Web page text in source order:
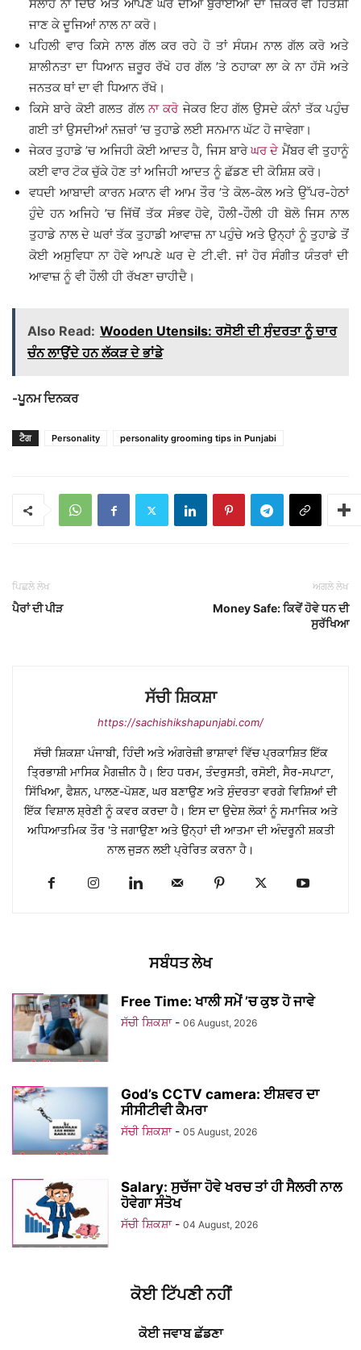
ਸਲਾਹ ਨਾ ਦਿਓ ਅਤੇ ਆਪਣੇ ਘਰ ਦੀਆਂ ਬੁਰਾਈਆਂ ਦਾ ਜ਼ਿਕਰ ਵੀ ਹਿਤੈਸ਼ੀ
ਜਾਣ ਕੇ ਦੂਜਿਆਂ ਨਾਲ ਨਾ ਕਰੋ।
ਪਹਿਲੀ ਵਾਰ ਕਿਸੇ ਨਾਲ ਗੱਲ ਕਰ ਰਹੇ ਹੋ ਤਾਂ ਸੰਯਮ ਨਾਲ ਗੱਲ ਕਰੋ ਅਤੇ
ਸ਼ਾਲੀਨਤਾ ਦਾ ਧਿਆਨ ਜ਼ਰੂਰ ਰੱਖੋ ਹਰ ਗੱਲ ’ਤੇ ਠਹਾਕਾ ਲਾ ਕੇ ਨਾ ਹੱਸੋ ਅਤੇ
ਜਨਤਕ ਥਾਂ ਦਾ ਵੀ ਧਿਆਨ ਰੱਖੋ।
ਕਿਸੇ ਬਾਰੇ ਕੋਈ ਗਲਤ ਗੱਲਨਾ ਕਰੋਜੇਕਰ ਇਹ ਗੱਲ ਉਸਦੇ ਕੰਨਾਂ ਤੱਕ ਪਹੁੰਚ
ਗਈ ਤਾਂ ਉਸਦੀਆਂ ਨਜ਼ਰਾਂ ’ਚ ਤੁਹਾਡੇ ਲਈ ਸਨਮਾਨ ਘੱਟ ਹੋ ਜਾਵੇਗਾ।
ਜੇਕਰ ਤੁਹਾਡੇ ’ਚ ਅਜਿਹੀ ਕੋਈ ਆਦਤ ਹੈ, ਜਿਸ ਬਾਰੇਘਰ ਦੇ ਮੈਂਬਰ ਵੀ ਤੁਹਾਨੂੰ
ਕਈ ਵਾਰ ਟੋਕ ਚੁੱਕੇ ਹੋਣ ਤਾਂ ਅਜਿਹੀ ਆਦਤ ਨੂੰ ਛੱਡਣ ਦੀ ਕੋਸ਼ਿਸ਼ ਕਰੋ।
ਵਧਦੀ ਆਬਾਦੀ ਕਾਰਨ ਮਕਾਨ ਵੀ ਆਮ ਤੌਰ ’ਤੇ ਕੋਲ-ਕੋਲ ਅਤੇ ਉੱਪਰ-ਹੇਠਾਂ
ਹੁੰਦੇ ਹਨ ਅਜਿਹੇ ’ਚ ਜਿੱਥੋਂ ਤੱਕ ਸੰਭਵ ਹੋਵੇ, ਹੌਲੀ-ਹੌਲੀ ਹੀ ਬੋਲੋ ਜਿਸ ਨਾਲ
ਤੁਹਾਡੇ ਨਾਲ ਦੇ ਘਰਾਂ ਤੱਕ ਤੁਹਾਡੀ ਆਵਾਜ਼ ਨਾ ਪਹੁੰਚੇ ਅਤੇ ਉਨ੍ਹਾਂ ਨੂੰ ਤੁਹਾਡੇ ਤੋਂ
ਕੋਈ ਅਸੁਵਿਧਾ ਨਾ ਹੋਵੇ ਆਪਣੇ ਘਰ ਦੇ ਟੀ.ਵੀ. ਜਾਂ ਹੋਰ ਸੰਗੀਤ ਯੰਤਰਾਂ ਦੀ
ਆਵਾਜ਼ ਨੂੰ ਵੀ ਹੌਲੀ ਹੀ ਰੱਖਣਾ ਚਾਹੀਦੈ।
Also Read: Wooden Utensils: ਰਸੋਈ ਦੀ ਸੁੰਦਰਤਾ ਨੂੰ ਚਾਰ
ਚੰਨ ਲਾਉਂਦੇ ਹਨ ਲੱਕੜ ਦੇ ਭਾਂਡੇ
-ਪੂਨਮ ਦਿਨਕਰ
ਟੈਗ Personality personality grooming tips in Punjabi
ਪਿਛਲੇ ਲੇਖ
ਪੈਰਾਂ ਦੀ ਪੀੜ
ਅਗਲੇ ਲੇਖ
Money Safe: ਕਿਵੇਂ ਹੋਵੇ ਧਨ ਦੀ
ਸੁਰੱਖਿਆ
ਸੱਚੀ ਸ਼ਿਕਸ਼ਾ
https://sachishikshapunjabi.com/
ਸੱਚੀ ਸ਼ਿਕਸ਼ਾ ਪੰਜਾਬੀ, ਹਿੰਦੀ ਅਤੇ ਅੰਗਰੇਜ਼ੀ ਭਾਸ਼ਾਵਾਂ ਵਿੱਚ ਪ੍ਰਕਾਸ਼ਿਤ ਇੱਕ
ਤ੍ਰਿਭਾਸ਼ੀ ਮਾਸਿਕ ਮੈਗਜ਼ੀਨ ਹੈ। ਇਹ ਧਰਮ, ਤੰਦਰੁਸਤੀ, ਰਸੋਈ, ਸੈਰ-ਸਪਾਟਾ,
ਸਿੱਖਿਆ, ਫੈਸ਼ਨ, ਪਾਲਣ-ਪੋਸ਼ਣ, ਘਰ ਬਣਾਉਣ ਅਤੇ ਸੁੰਦਰਤਾ ਵਰਗੇ ਵਿਸ਼ਿਆਂ ਦੀ
ਇੱਕ ਵਿਸ਼ਾਲ ਸ਼੍ਰੇਣੀ ਨੂੰ ਕਵਰ ਕਰਦਾ ਹੈ। ਇਸ ਦਾ ਉਦੇਸ਼ ਲੋਕਾਂ ਨੂੰ ਸਮਾਜਿਕ ਅਤੇ
ਅਧਿਆਤਮਿਕ ਤੌਰ 'ਤੇ ਜਗਾਉਣਾ ਅਤੇ ਉਨ੍ਹਾਂ ਦੀ ਆਤਮਾ ਦੀ ਅੰਦਰੂਨੀ ਸ਼ਕਤੀ
ਨਾਲ ਜੁੜਨ ਲਈ ਪ੍ਰੇਰਿਤ ਕਰਨਾ ਹੈ।
ਸਬੰਧਤ ਲੇਖ
Free Time: ਖਾਲੀ ਸਮੇਂ ’ਚ ਕੁਝ ਹੋ ਜਾਵੇ
ਸੱਚੀ ਸ਼ਿਕਸ਼ਾ - 06 August, 2026
God’s CCTV camera: ਈਸ਼ਵਰ ਦਾ
ਸੀਸੀਟੀਵੀ ਕੈਮਰਾ
ਸੱਚੀ ਸ਼ਿਕਸ਼ਾ - 05 August, 2026
Salary: ਸੁਚੱਜਾ ਹੋਵੇ ਖਰਚ ਤਾਂ ਹੀ ਸੈਲਰੀ ਨਾਲ
ਹੋਵੇਗਾ ਸੰਤੋਖ
ਸੱਚੀ ਸ਼ਿਕਸ਼ਾ - 04 August, 2026
ਕੋਈ ਟਿੱਪਣੀ ਨਹੀਂ
ਕੋਈ ਜਵਾਬ ਛੱਡਣਾ